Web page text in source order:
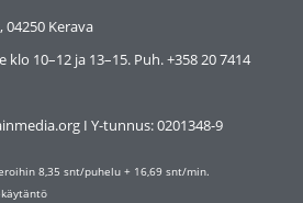
04250 Kerava
klo 10–12 ja 13–15. Puh. +358 20 7414
I Y-tunnus:0201348-9
8,35 snt/puhelu + 16,69 snt/min.